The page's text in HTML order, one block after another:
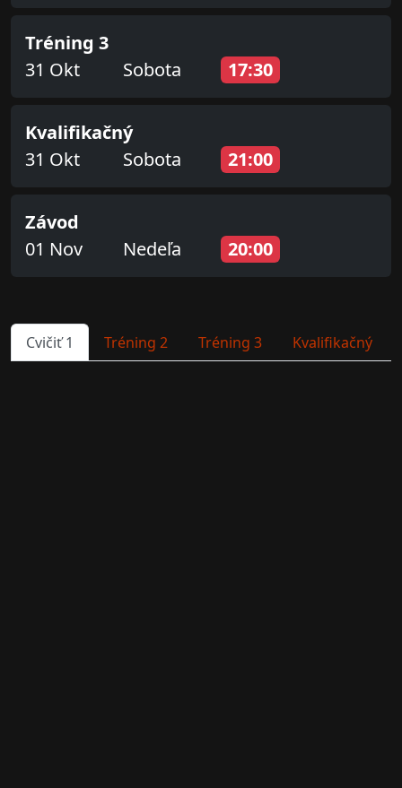
Tréning 3
31 Okt
Sobota 17:30
Kvalifikačný
31 Okt
Sobota 21:00
Závod
01 Nov
Nedeľa 20:00
Cvičiť 1 Tréning 2 Tréning 3 Kvalifikačný